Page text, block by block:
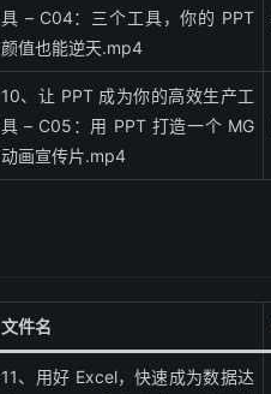
具 – C04：三个工具，你的 PPT
颜值也能逆天.mp4
10、让 PPT 成为你的高效生产工
具 – C05：用 PPT 打造一个 MG
动画宣传片.mp4
文件名
11、用好 Excel，快速成为数据达